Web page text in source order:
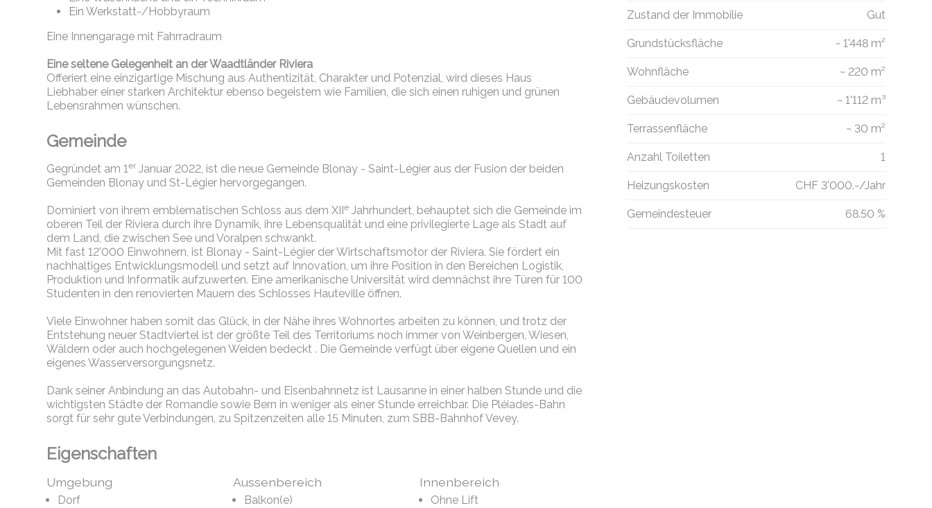
Ein Werkstatt-/Hobbyraum
Eine Innengarage mit Fahrradraum
Eine seltene Gelegenheit an der Waadtländer Riviera
Offeriert eine einzigartige Mischung aus Authentizität, Charakter und Potenzial, wird dieses Haus
Liebhaber einer starken Architektur ebenso begeistern wie Familien, die sich einen ruhigen und grünen
Lebensrahmen wünschen.
Gemeinde
Gegründet am 1er Januar 2022, ist die neue Gemeinde Blonay - Saint-Légier aus der Fusion der beiden
Gemeinden Blonay und St-Légier hervorgegangen.
Dominiert von ihrem emblematischen Schloss aus dem XIIe Jahrhundert, behauptet sich die Gemeinde im
oberen Teil der Riviera durch ihre Dynamik, ihre Lebensqualität und eine privilegierte Lage als Stadt auf
dem Land, die zwischen See und Voralpen schwankt.
Mit fast 12'000 Einwohnern, ist Blonay - Saint-Légier der Wirtschaftsmotor der Riviera. Sie fördert ein
nachhaltiges Entwicklungsmodell und setzt auf Innovation, um ihre Position in den Bereichen Logistik,
Produktion und Informatik aufzuwerten. Eine amerikanische Universität wird demnächst ihre Türen für 100
Studenten in den renovierten Mauern des Schlosses Hauteville öffnen.
Viele Einwohner haben somit das Glück, in der Nähe ihres Wohnortes arbeiten zu können, und trotz der
Entstehung neuer Stadtviertel ist der größte Teil des Territoriums noch immer von Weinbergen, Wiesen,
Wäldern oder auch hochgelegenen Weiden bedeckt . Die Gemeinde verfügt über eigene Quellen und ein
eigenes Wasserversorgungsnetz.
Dank seiner Anbindung an das Autobahn- und Eisenbahnnetz ist Lausanne in einer halben Stunde und die
wichtigsten Städte der Romandie sowie Bern in weniger als einer Stunde erreichbar. Die Pléiades-Bahn
sorgtfür sehr gute Verbindungen, zu Spitzenzeiten alle 15 Minuten, zum SBB-Bahnhof Vevey.
Eigenschaften
Umgebung
Dorf
Aussenbereich
Balkon(e)
Innenbereich
Ohne Lift
Zustand der Immobilie Gut
Grundstücksfläche ~ 1'448 m²
Wohnfläche ~ 220 m²
Gebäudevolumen ~ 1'112 m³
Terrassenfläche ~ 30 m²
Anzahl Toiletten 1
Heizungskosten CHF 3'000.-/Jahr
Gemeindesteuer 68.50 %